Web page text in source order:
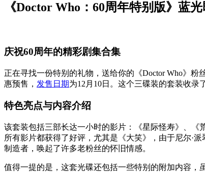
《Doctor Who：60周年特别版》蓝
庆祝60周年的精彩剧集合集
正在寻找一份特别的礼物，送给你的《Doctor Who》
惠预售， 发售日期为12月10日。这个三碟装的套装收录
特色亮点与内容介绍
该套装包括三部长达一小时的影片：《星际怪寿》、《
所有影片都获得了好评，尤其是《大笑》，由于尼尔·
制造者，唤起了许多老粉丝的怀旧情感。
值得一提的是，这套光碟还包括一些特别的附加内容